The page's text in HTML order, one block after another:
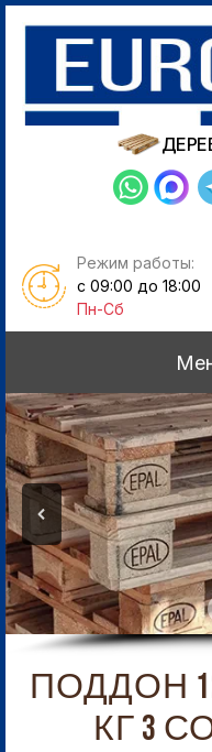
Режим работы:
с 09:00 до 18:00
Пн-Сб
ПОДДОН
КГ 3